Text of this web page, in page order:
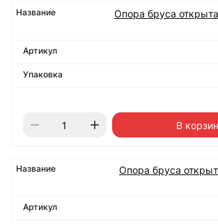
Опора бруса
В
Опора бруса